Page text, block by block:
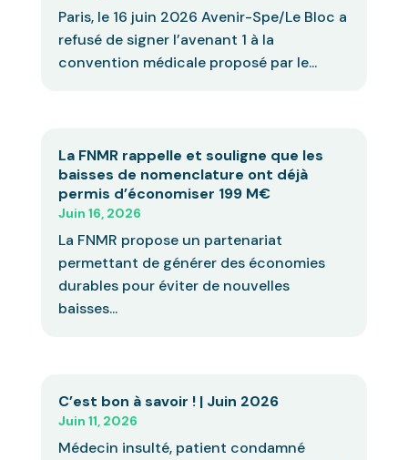
Paris, le 16 juin 2026 Avenir-Spe/Le Bloc a
refusé de signer l’avenant 1 à la
convention médicale proposé par le...
La FNMR rappelle et souligne que les
baisses de nomenclature ont déjà
permis d’économiser 199 M€
Juin 16, 2026
La FNMR propose un partenariat
permettant de générer des économies
durables pour éviter de nouvelles
baisses...
C’est bon à savoir ! | Juin 2026
Juin 11, 2026
Médecin insulté, patient condamné